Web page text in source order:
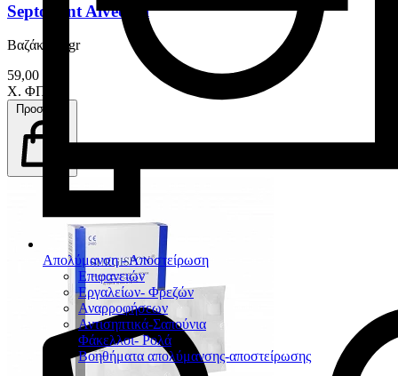
Απολύμανση - Αποστείρωση
Επιφανειών
Εργαλείων- Φρεζών
Αναρροφήσεων
Αντισηπτικά-Σαπούνια
Φάκελλοι- Ρολά
Βοηθήματα απολύμανσης-αποστείρωσης
Septodont Alveogyl
Βαζάκι 10 gr
59,00 €
Χ. ΦΠΑ
Προσθήκη